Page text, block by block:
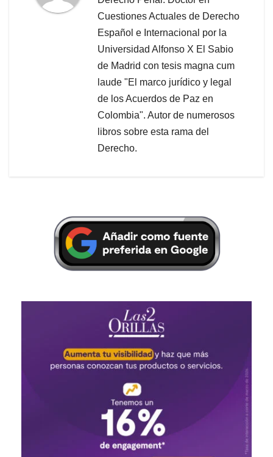
Cuestiones Actuales de Derecho
Español e Internacional por la
Universidad Alfonso X El Sabio
de Madrid con tesis magna cum
laude "El marco jurídico y legal
de los Acuerdos de Paz en
Colombia". Autor de numerosos
libros sobre esta rama del
Derecho.